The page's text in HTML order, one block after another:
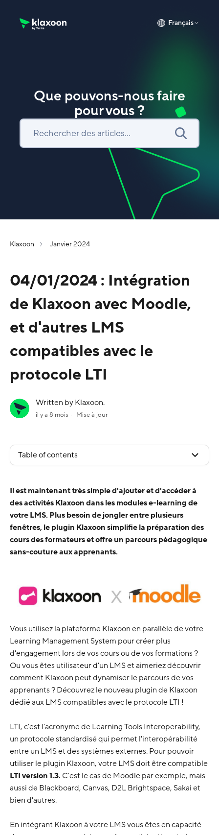
Français
Que pouvons-nous faire
pour vous ?
Klaxoon Janvier 2024
04/01/2024 : Intégration
de Klaxoon avec Moodle,
et d'autres LMS
compatibles avec le
protocole LTI
Written by Klaxoon.
il y a 8 mois Mise à jour
Table of contents
Il est maintenant très simple d'ajouter et d'accéder à
des activités Klaxoon dans les modules e-learning de
votre LMS. Plus besoin de jongler entre plusieurs
fenêtres, le plugin Klaxoon simplifie la préparation des
cours des formateurs et offre un parcours pédagogique
sans-couture aux apprenants.
Vous utilisez la plateforme Klaxoon en parallèle de votre
Learning Management System pour créer plus
d'engagement lors de vos cours ou de vos formations ?
Ou vous êtes utilisateur d'un LMS et aimeriez découvrir
comment Klaxoon peut dynamiser le parcours de vos
apprenants ? Découvrez le nouveau plugin de Klaxoon
dédié aux LMS compatibles avec le protocole LTI !
LTI, c'est l'acronyme de Learning Tools Interoperability,
un protocole standardisé qui permet l'interopérabilité
entre un LMS et des systèmes externes. Pour pouvoir
utiliser le plugin Klaxoon, votre LMS doit être compatible
LTI version 1.3. C'est le cas de Moodle par exemple, mais
aussi de Blackboard, Canvas, D2L Brightspace, Sakai et
bien d'autres.
En intégrant Klaxoon à votre LMS vous êtes en capacité